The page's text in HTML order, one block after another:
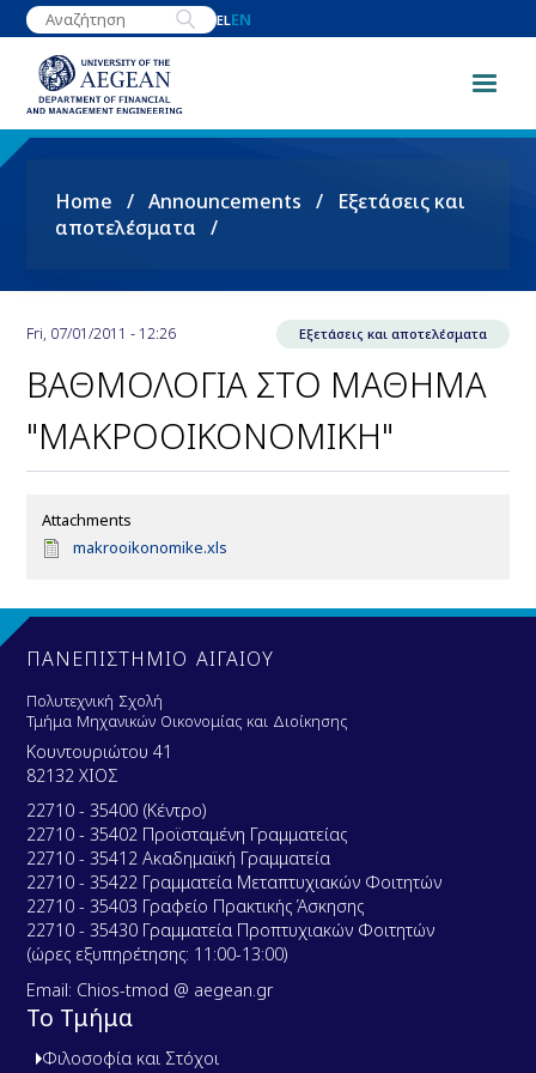
Skip
to
content
ELEN
Breadcrumb
Home Announcements
Εξετάσεις και
αποτελέσματα
Fri, 07/01/2011 - 12:26 Εξετάσεις και αποτελέσματα
ΒΑΘΜΟΛΟΓΙΑ ΣΤΟ ΜΑΘΗΜΑ
"ΜΑΚΡΟΟΙΚΟΝΟΜΙΚΗ"
Attachments
D
u
e
n
t
makrooikonomike.xls
ΠΑΝΕΠΙΣΤΗΜΙΟ ΑΙΓΑΙΟΥ
Πολυτεχνική Σχολή
Τμήμα Μηχανικών Οικονομίας και Διοίκησης
Κουντουριώτου 41
82132 ΧΙΟΣ
22710 - 35400 (Κέντρο)
22710 - 35402 Προϊσταμένη Γραμματείας
22710 - 35412 Ακαδημαϊκή Γραμματεία
22710 - 35422 Γραμματεία Μεταπτυχιακών Φοιτητών
22710 - 35403 Γραφείο Πρακτικής Άσκησης
22710 - 35430 Γραμματεία Προπτυχιακών Φοιτητών
(ώρες εξυπηρέτησης: 11:00-13:00)
Email: Chios-tmod @ aegean.gr
Το Τμήμα
Φιλοσοφία και Στόχοι